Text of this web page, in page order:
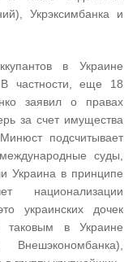
Укрэксимбанка и
в Украине
частности, еще 18
заявил о правах
за счет имущества
подсчитывает
суды,
Украина в принципе
национализации
украинских дочек
таковым в Украине